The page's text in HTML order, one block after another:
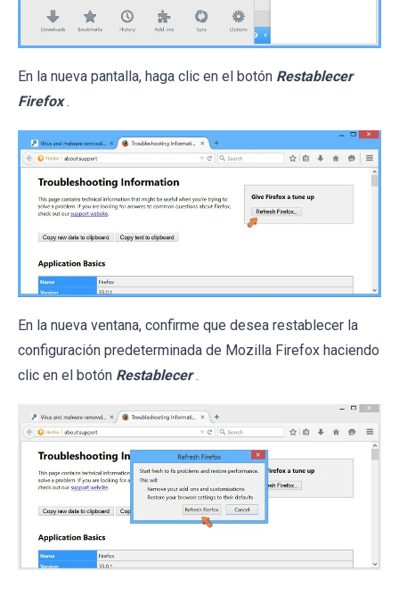
En la nueva pantalla, haga clic en el botón Restablecer
Firefox .
En la nueva ventana, confirme que desea restablecer la
configuración predeterminada de Mozilla Firefox haciendo
clic en el botón Restablecer .